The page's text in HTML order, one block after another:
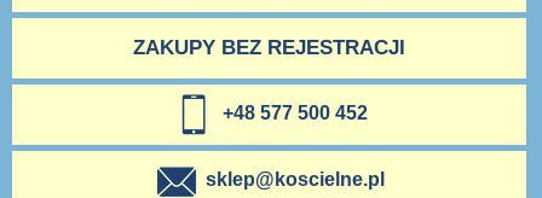
ZAKUPY BEZ REJESTRACJI
+48 577 500 452
sklep@koscielne.pl